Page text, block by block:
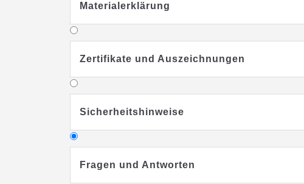
Materialerklärung
Zertifikate und Auszeichnungen
Sicherheitshinweise
Fragen und Antworten